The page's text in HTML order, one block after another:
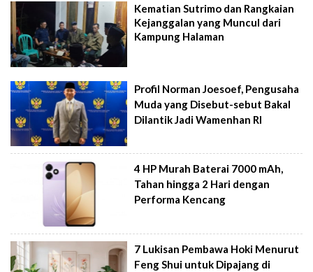
Kematian Sutrimo dan Rangkaian
Kejanggalan yang Muncul dari
Kampung Halaman
Profil Norman Joesoef, Pengusaha
Muda yang Disebut-sebut Bakal
Dilantik Jadi Wamenhan RI
4 HP Murah Baterai 7000 mAh,
Tahan hingga 2 Hari dengan
Performa Kencang
7 Lukisan Pembawa Hoki Menurut
Feng Shui untuk Dipajang di